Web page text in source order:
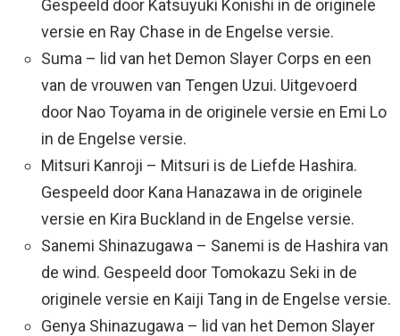
Gespeeld door Katsuyuki Konishi in de originele
versie en Ray Chase in de Engelse versie.
Suma – lid van het Demon Slayer Corps en een
van de vrouwen van Tengen Uzui. Uitgevoerd
door Nao Toyama in de originele versie en Emi Lo
in de Engelse versie.
Mitsuri Kanroji – Mitsuri is de Liefde Hashira.
Gespeeld door Kana Hanazawa in de originele
versie en Kira Buckland in de Engelse versie.
Sanemi Shinazugawa – Sanemi is de Hashira van
de wind. Gespeeld door Tomokazu Seki in de
originele versie en Kaiji Tang in de Engelse versie.
Genya Shinazugawa – lid van het Demon Slayer